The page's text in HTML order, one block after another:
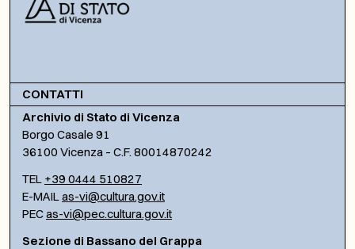
CONTATTI
Archivio di Stato di Vicenza
Borgo Casale 91
36100 Vicenza – C.F. 80014870242
TEL +39 0444 510827
E-MAILas-vi@cultura.gov.it
PECas-vi@pec.cultura.gov.it
Sezione di Bassano del Grappa